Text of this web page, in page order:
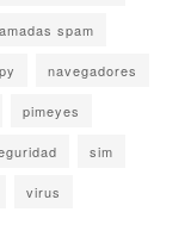
spam
navegadores
pimeyes
sim
virus